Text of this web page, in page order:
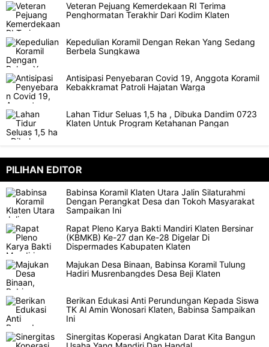
Veteran Pejuang Kemerdekaan RI Terima
Penghormatan Terakhir Dari Kodim Klaten
Kepedulian Koramil Dengan Rekan Yang Sedang
Berbela Sungkawa
Antisipasi Penyebaran Covid 19, Anggota Koramil
Kebakkramat Patroli Hajatan Warga
Lahan Tidur Seluas 1,5 ha , Dibuka Dandim 0723
Klaten Untuk Program Ketahanan Pangan
PILIHAN EDITOR
Babinsa Koramil Klaten Utara Jalin Silaturahmi
Dengan Perangkat Desa dan Tokoh Masyarakat
Sampaikan Ini
Rapat Pleno Karya Bakti Mandiri Klaten Bersinar
(KBMKB) Ke-27 dan Ke-28 Digelar Di
Dispermades Kabupaten Klaten
Majukan Desa Binaan, Babinsa Koramil Tulung
Hadiri Musrenbangdes Desa Beji Klaten
Berikan Edukasi Anti Perundungan Kepada Siswa
TK Al Amin Wonosari Klaten, Babinsa Sampaikan
Ini
Sinergitas Koperasi Angkatan Darat Kita Bangun